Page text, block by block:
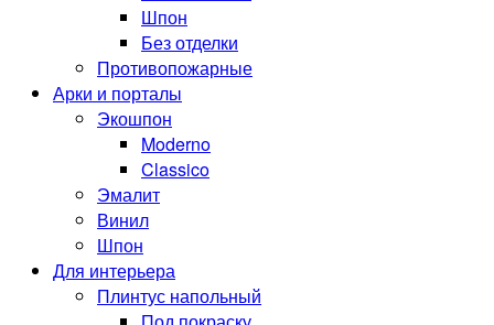
Шпон
Без отделки
Противопожарные
Арки и порталы
Экошпон
Moderno
Classico
Эмалит
Винил
Шпон
Для интерьера
Плинтус напольный